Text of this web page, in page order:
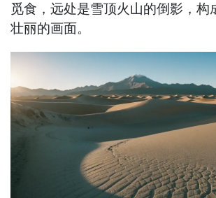
觅食，远处是雪顶火山的倒影，构
壮丽的画面。